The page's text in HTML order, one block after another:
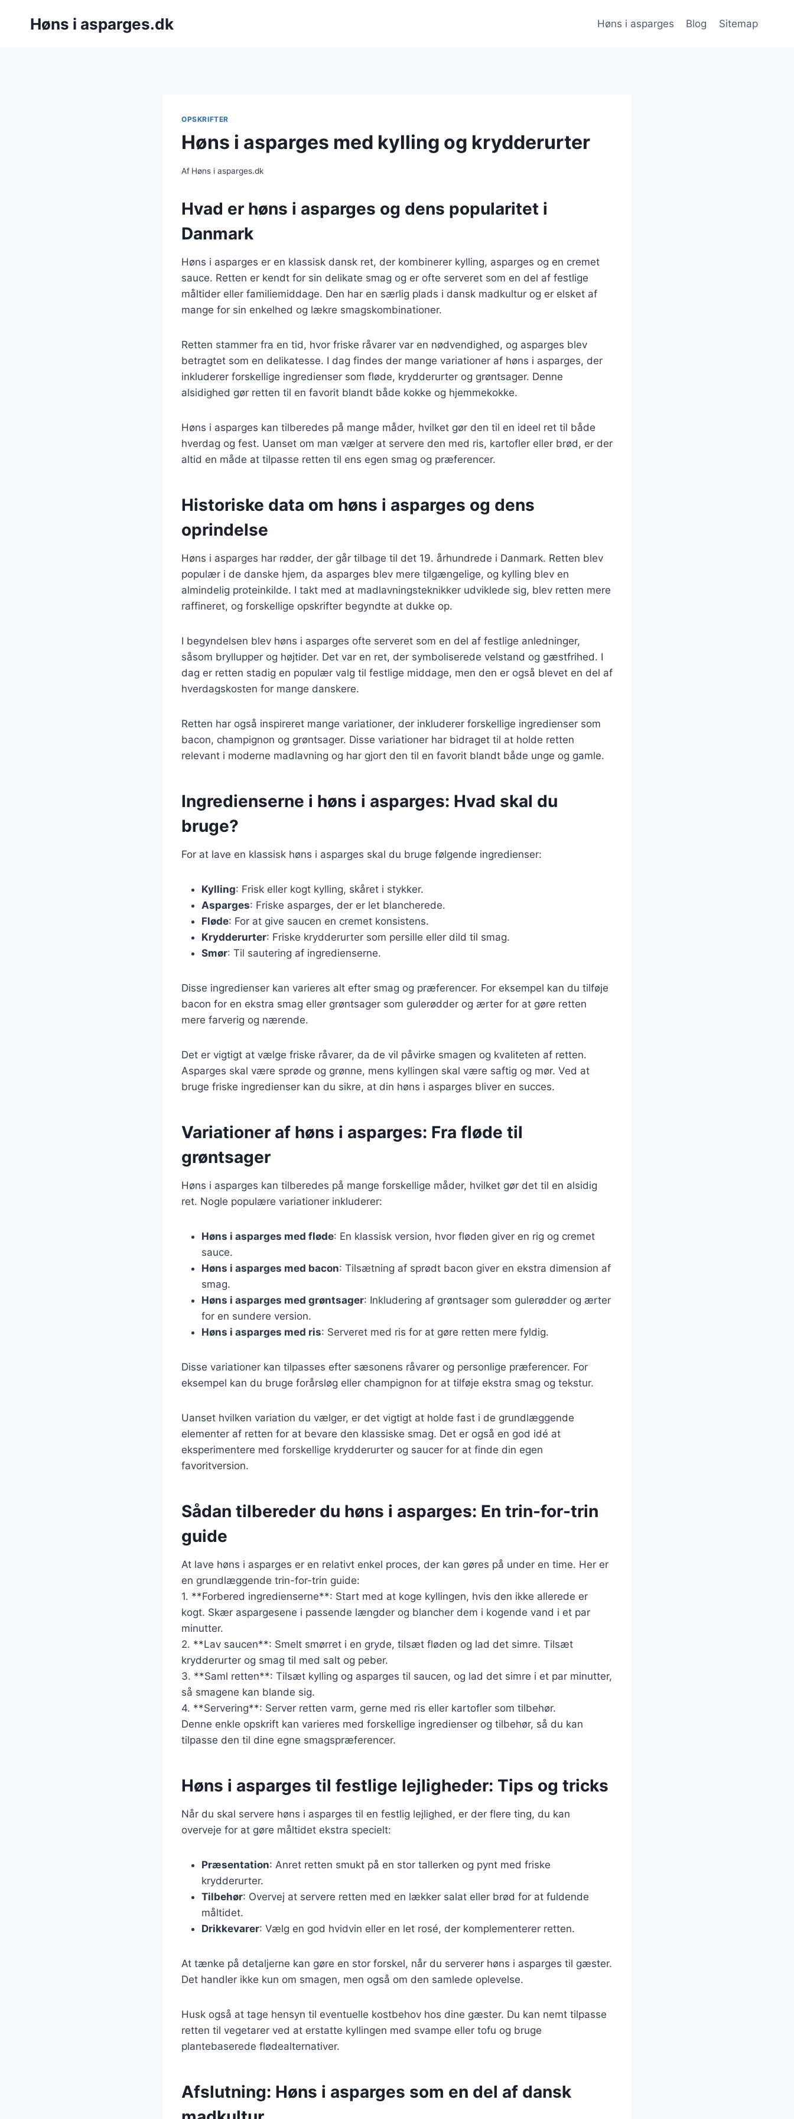
Høns i asparges.dk Høns i asparges Blog Sitemap
OPSKRIFTER
Høns i asparges med kylling og krydderurter
Af Høns i asparges.dk
Hvad er høns i asparges og dens popularitet i
Danmark
Høns i asparges er en klassisk dansk ret, der kombinerer kylling, asparges og en cremet
sauce. Retten er kendt for sin delikate smag og er ofte serveret som en del af festlige
måltider eller familiemiddage. Den har en særlig plads i dansk madkultur og er elsket af
mange for sin enkelhed og lækre smagskombinationer.
Retten stammer fra en tid, hvor friske råvarer var en nødvendighed, og asparges blev
betragtet som en delikatesse. I dag findes der mange variationer af høns i asparges, der
inkluderer forskellige ingredienser som fløde, krydderurter og grøntsager. Denne
alsidighed gør retten til en favorit blandt både kokke og hjemmekokke.
Høns i asparges kan tilberedes på mange måder, hvilket gør den til en ideel ret til både
hverdag og fest. Uanset om man vælger at servere den med ris, kartofler eller brød, er der
altid en måde at tilpasse retten til ens egen smag og præferencer.
Historiske data om høns i asparges og dens
oprindelse
Høns i asparges har rødder, der går tilbage til det 19. århundrede i Danmark. Retten blev
populær i de danske hjem, da asparges blev mere tilgængelige, og kylling blev en
almindelig proteinkilde. I takt med at madlavningsteknikker udviklede sig, blev retten mere
raffineret, og forskellige opskrifter begyndte at dukke op.
I begyndelsen blev høns i asparges ofte serveret som en del af festlige anledninger,
såsom bryllupper og højtider. Det var en ret, der symboliserede velstand og gæstfrihed. I
dag er retten stadig en populær valg til festlige middage, men den er også blevet en del af
hverdagskosten for mange danskere.
Retten har også inspireret mange variationer, der inkluderer forskellige ingredienser som
bacon, champignon og grøntsager. Disse variationer har bidraget til at holde retten
relevant i moderne madlavning og har gjort den til en favorit blandt både unge og gamle.
Ingredienserne i høns i asparges: Hvad skal du
bruge?
For at lave en klassisk høns i asparges skal du bruge følgende ingredienser:
Kylling: Frisk eller kogt kylling, skåret i stykker.
Asparges: Friske asparges, der er let blancherede.
Fløde: For at give saucen en cremet konsistens.
Krydderurter: Friske krydderurter som persille eller dild til smag.
Smør: Til sautering af ingredienserne.
Disse ingredienser kan varieres alt efter smag og præferencer. For eksempel kan du tilføje
bacon for en ekstra smag eller grøntsager som gulerødder og ærter for at gøre retten
mere farverig og nærende.
Det er vigtigt at vælge friske råvarer, da de vil påvirke smagen og kvaliteten af retten.
Asparges skal være sprøde og grønne, mens kyllingen skal være saftig og mør. Ved at
bruge friske ingredienser kan du sikre, at din høns i asparges bliver en succes.
Variationer af høns i asparges: Fra fløde til
grøntsager
Høns i asparges kan tilberedes på mange forskellige måder, hvilket gør det til en alsidig
ret. Nogle populære variationer inkluderer:
Høns i asparges med fløde: En klassisk version, hvor fløden giver en rig og cremet
sauce.
Høns i asparges med bacon: Tilsætning af sprødt bacon giver en ekstra dimension af
smag.
Høns i asparges med grøntsager: Inkludering af grøntsager som gulerødder og ærter
for en sundere version.
Høns i asparges med ris: Serveret med ris for at gøre retten mere fyldig.
Disse variationer kan tilpasses efter sæsonens råvarer og personlige præferencer. For
eksempel kan du bruge forårsløg eller champignon for at tilføje ekstra smag og tekstur.
Uanset hvilken variation du vælger, er det vigtigt at holde fast i de grundlæggende
elementer af retten for at bevare den klassiske smag. Det er også en god idé at
eksperimentere med forskellige krydderurter og saucer for at finde din egen
favoritversion.
Sådan tilbereder du høns i asparges: En trin-for-trin
guide
At lave høns i asparges er en relativt enkel proces, der kan gøres på under en time. Her er
en grundlæggende trin-for-trin guide:
1. **Forbered ingredienserne**: Start med at koge kyllingen, hvis den ikke allerede er
kogt. Skær aspargesene i passende længder og blancher dem i kogende vand i et par
minutter.
2. **Lav saucen**: Smelt smørret i en gryde, tilsæt fløden og lad det simre. Tilsæt
krydderurter og smag til med salt og peber.
3. **Saml retten**: Tilsæt kylling og asparges til saucen, og lad det simre i et par minutter,
så smagene kan blande sig.
4. **Servering**: Server retten varm, gerne med ris eller kartofler som tilbehør.
Denne enkle opskrift kan varieres med forskellige ingredienser og tilbehør, så du kan
tilpasse den til dine egne smagspræferencer.
Høns i asparges til festlige lejligheder: Tips og tricks
Når du skal servere høns i asparges til en festlig lejlighed, er der flere ting, du kan
overveje for at gøre måltidet ekstra specielt:
Præsentation: Anret retten smukt på en stor tallerken og pynt med friske
krydderurter.
Tilbehør: Overvej at servere retten med en lækker salat eller brød for at fuldende
måltidet.
Drikkevarer: Vælg en god hvidvin eller en let rosé, der komplementerer retten.
At tænke på detaljerne kan gøre en stor forskel, når du serverer høns i asparges til gæster.
Det handler ikke kun om smagen, men også om den samlede oplevelse.
Husk også at tage hensyn til eventuelle kostbehov hos dine gæster. Du kan nemt tilpasse
retten til vegetarer ved at erstatte kyllingen med svampe eller tofu og bruge
plantebaserede flødealternativer.
Afslutning: Høns i asparges som en del af dansk